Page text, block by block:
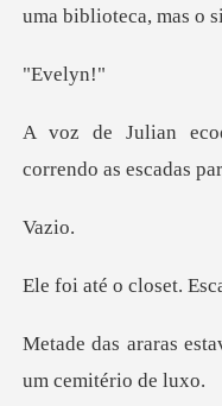
Loja
Histórico
uma biblioteca
ely
correndo as
zi
closet.